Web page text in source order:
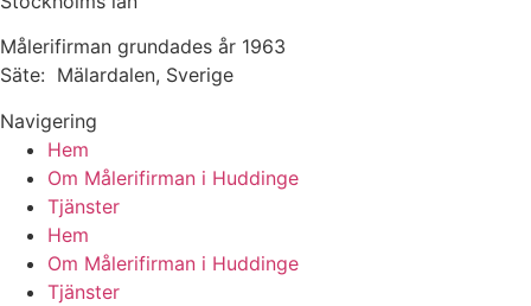
Målerifirman grundades år 1963
Säte: Mälardalen, Sverige
Navigering
Hem
Om Målerifirman i Huddinge
Tjänster
Hem
Om Målerifirman i Huddinge
Tjänster